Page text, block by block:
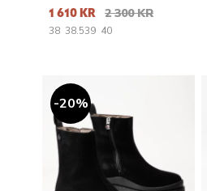
1 610 KR 2 300 KR
38 38.539 40
20%